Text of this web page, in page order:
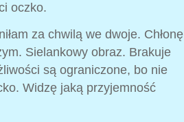
oczko.
za chwilą we dwoje. Chłonę
Sielankowy obraz. Brakuje
są ograniczone, bo nie
Widzę jaką przyjemność